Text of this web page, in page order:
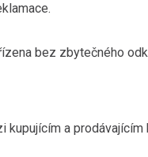
bez zbytečného
kupujícím a